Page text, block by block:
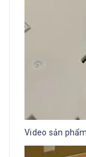
Video sản
Trình